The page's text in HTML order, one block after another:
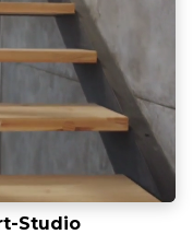
Studio